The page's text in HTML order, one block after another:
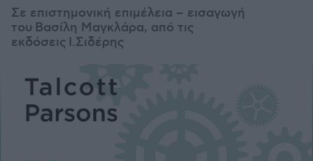
Σε επιστημονική επιμέλεια – εισαγωγή
του Βασίλη Μαγκλάρα, από τις
εκδόσεις Ι.Σιδέρης